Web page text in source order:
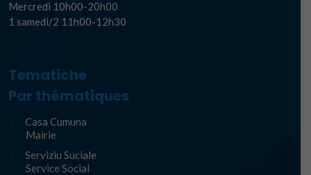
Mercredi 10h00-20h00
1 samedi/2 11h00-12h30
Tematiche
Par thématiques
Casa Cumuna
Mairie
Serviziu Suciale
Service Social